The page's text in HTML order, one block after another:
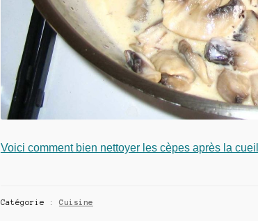
Voici comment bien nettoyer les cèpes après la
Catégorie : Cuisine